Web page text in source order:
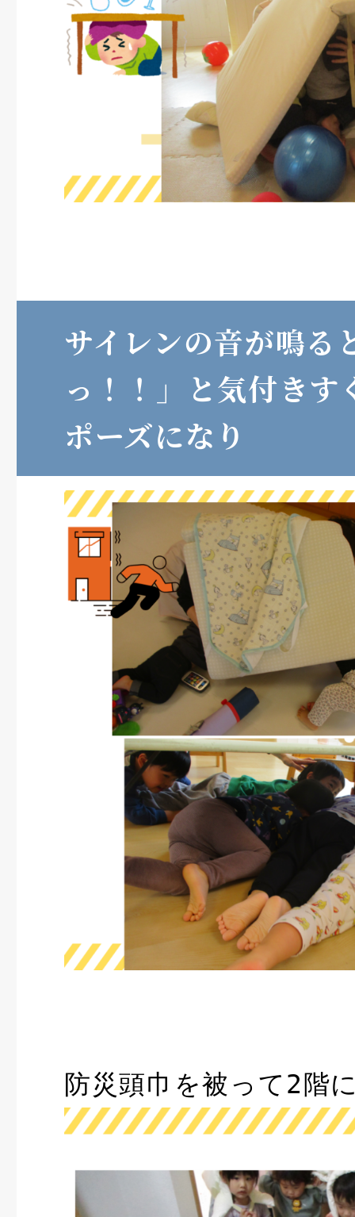
サイレンの音が鳴る
っ！！」と気付きす
ポーズになり
防災頭巾を被って2階